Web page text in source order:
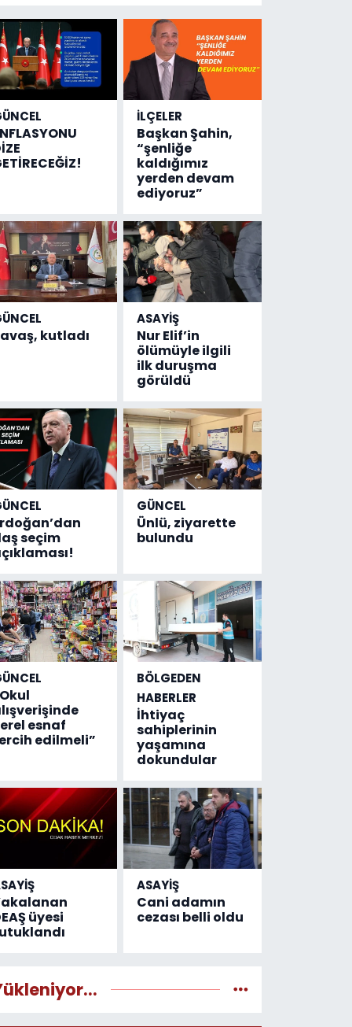
İLÇELER
Başkan Şahin,
“şenliğe
kaldığımız
yerden devam
ediyoruz”
kutladı
ASAYİŞ
Nur Elif’in
ölümüyle ilgili
ilk duruşma
görüldü
seçim
GÜNCEL
Ünlü, ziyarette
bulundu
esnaf
edilmeli”
BÖLGEDEN
HABERLER
İhtiyaç
sahiplerinin
yaşamına
dokundular
üyesi
ASAYİŞ
Cani adamın
cezası belli oldu